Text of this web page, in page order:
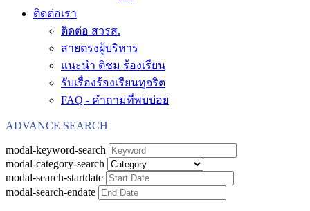
ติดต่อเรา
ติดต่อ สวรส.
สายตรงผู้บริหาร
แนะนำ ติชม ร้องเรียน
รับเรื่องร้องเรียนทุจริต
FAQ - คำถามที่พบบ่อย
ADVANCE SEARCH
modal-keyword-search
modal-category-search
modal-search-startdate
modal-search-endate